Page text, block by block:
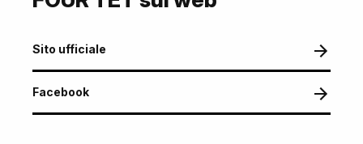
Sito ufficiale
Facebook